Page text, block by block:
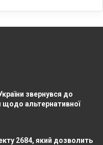
звернувся до
щодо альтернативної
2684, який дозволить